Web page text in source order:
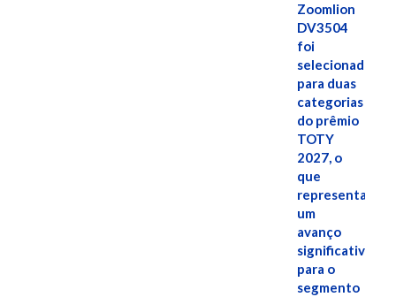
Zoomlion
DV3504
foi
selecionado
para duas
categorias
do prêmio
TOTY
2027, o
que
representa
um
avanço
significativo
para o
segmento